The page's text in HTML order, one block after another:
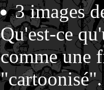
3 images
Qu'est-ce
comme une